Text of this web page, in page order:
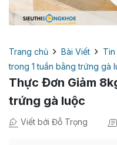
Trang chủ Bài Viết
trong 1 tuần bằng trứng gà
Thực Đơn Giảm
trứng gà luộc
Viết bởi Đỗ Trọng